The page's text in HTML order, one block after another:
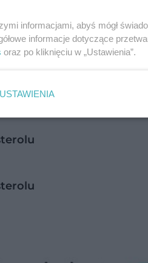
20 milionów
wysoki poziom„złego”
wpłynąć na
czynności
krążenia
informacjami, abyś mógł
informacje dotyczące
oraz po kliknięciu w „Ustawienia”.
USTAWIENIA